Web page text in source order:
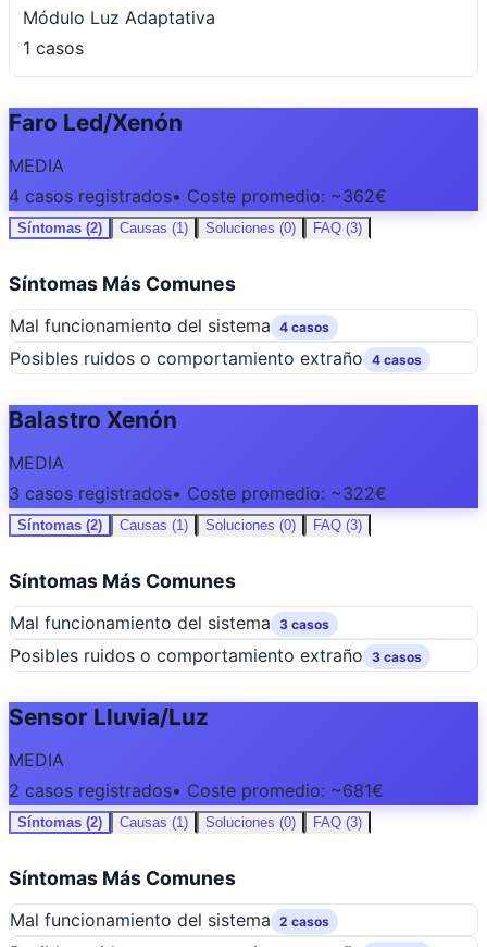
Módulo Luz Adaptativa
1 casos
Faro Led/Xenón
MEDIA
4 casos registrados• Coste promedio: ~362€
Síntomas (2) Causas (1) Soluciones (0) FAQ (3)
Síntomas Más Comunes
Mal funcionamiento del sistema 4 casos
Posibles ruidos o comportamiento extraño 4 casos
Balastro Xenón
MEDIA
3 casos registrados• Coste promedio: ~322€
Síntomas (2) Causas (1) Soluciones (0) FAQ (3)
Síntomas Más Comunes
Mal funcionamiento del sistema 3 casos
Posibles ruidos o comportamiento extraño 3 casos
Sensor Lluvia/Luz
MEDIA
2 casos registrados• Coste promedio: ~681€
Síntomas (2) Causas (1) Soluciones (0) FAQ (3)
Síntomas Más Comunes
Mal funcionamiento del sistema 2 casos